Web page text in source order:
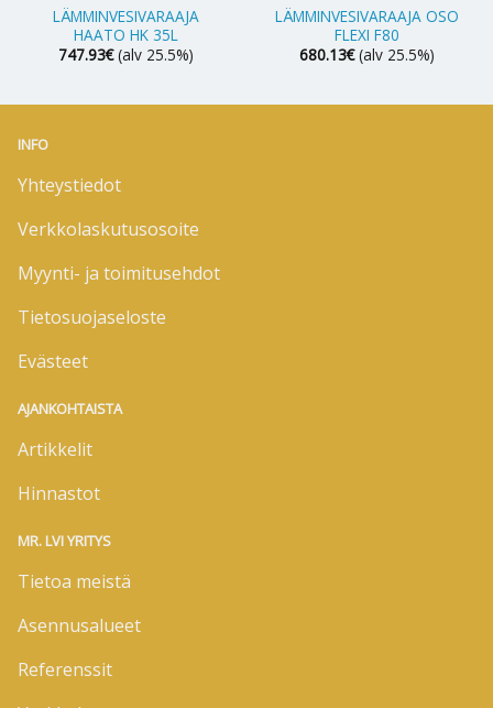
LÄMMINVESIVARAAJA
HAATO HK 35L
747.93€ (alv 25.5%)
LÄMMINVESIVARAAJA OSO
FLEXI F80
680.13€ (alv 25.5%)
INFO
Yhteystiedot
Verkkolaskutusosoite
Myynti- ja toimitusehdot
Tietosuojaseloste
Evästeet
AJANKOHTAISTA
Artikkelit
Hinnastot
MR. LVI YRITYS
Tietoa meistä
Asennusalueet
Referenssit